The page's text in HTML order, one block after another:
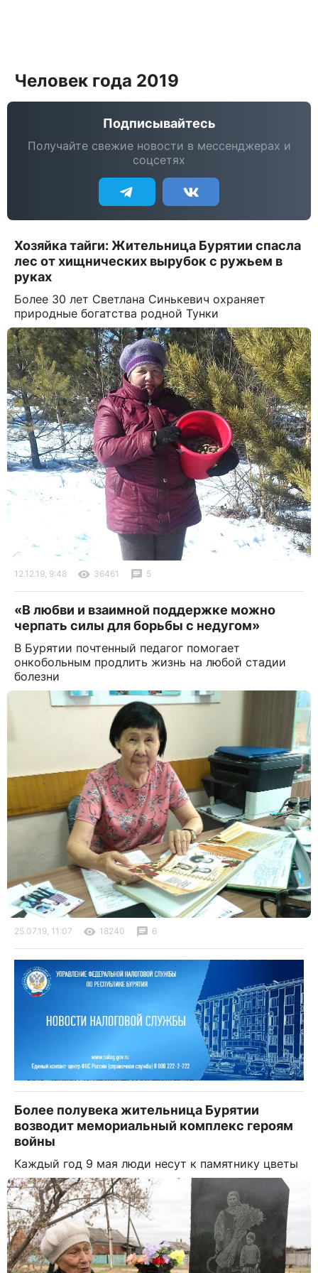
Человек года 2019
Подписывайтесь
Получайте свежие новости в мессенджерах и
соцсетях
Хозяйка тайги: Жительница Бурятии спасла
лес от хищнических вырубок с ружьем в
руках
Более 30 лет Светлана Синькевич охраняет
природные богатства родной Тунки
12.12.19, 9:48 36461 5
«В любви и взаимной поддержке можно
черпать силы для борьбы с недугом»
В Бурятии почтенный педагог помогает
онкобольным продлить жизнь на любой стадии
болезни
25.07.19, 11:07 18240 6
Более полувека жительница Бурятии
возводит мемориальный комплекс героям
войны
Каждый год 9 мая люди несут к памятнику цветы